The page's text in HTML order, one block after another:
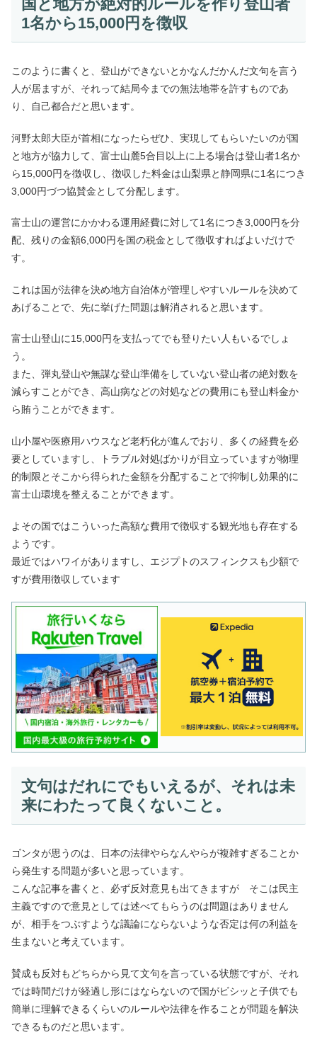
国と地方が絶対的ルールを作り登山者
1名から15,000円を徴収
このように書くと、登山ができないとかなんだかんだ文句を言う
人が居ますが、それって結局今までの無法地帯を許すものであ
り、自己都合だと思います。
河野太郎大臣が首相になったらぜひ、実現してもらいたいのが国
と地方が協力して、富士山麓5合目以上に上る場合は登山者1名か
ら15,000円を徴収し、徴収した料金は山梨県と静岡県に1名につき
3,000円づつ協賛金として分配します。
富士山の運営にかかわる運用経費に対して1名につき3,000円を分
配、残りの金額6,000円を国の税金として徴収すればよいだけで
す。
これは国が法律を決め地方自治体が管理しやすいルールを決めて
あげることで、先に挙げた問題は解消されると思います。
富士山登山に15,000円を支払ってでも登りたい人もいるでしょ
う。
また、弾丸登山や無謀な登山準備をしていない登山者の絶対数を
減らすことができ、高山病などの対処などの費用にも登山料金か
ら賄うことができます。
山小屋や医療用ハウスなど老朽化が進んでおり、多くの経費を必
要としていますし、トラブル対処ばかりが目立っていますが物理
的制限とそこから得られた金額を分配することで抑制し効果的に
富士山環境を整えることができます。
よその国ではこういった高額な費用で徴収する観光地も存在する
ようです。
最近ではハワイがありますし、エジプトのスフィンクスも少額で
すが費用徴収しています
文句はだれにでもいえるが、それは未
来にわたって良くないこと。
ゴンタが思うのは、日本の法律やらなんやらが複雑すぎることか
ら発生する問題が多いと思っています。
こんな記事を書くと、必ず反対意見も出てきますが そこは民主
主義ですので意見としては述べてもらうのは問題はありません
が、相手をつぶすような議論にならないような否定は何の利益を
生まないと考えています。
賛成も反対もどちらから見て文句を言っている状態ですが、それ
では時間だけが経過し形にはならないので国がビシッと子供でも
簡単に理解できるくらいのルールや法律を作ることが問題を解決
できるものだと思います。